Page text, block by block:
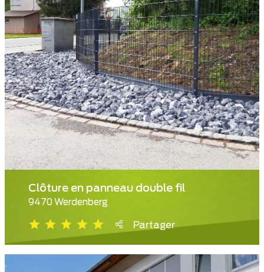
Clôture en panneau double fil
9470 Werdenberg
Partager